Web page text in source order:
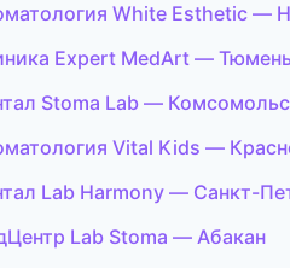
White Esthetic —
Expert MedArt —
Stoma Lab —
Vital Kids —
Lab Harmony — Санкт-
Lab Stoma — Абакан